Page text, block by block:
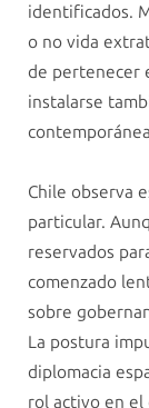
identificados.
o no vida
de pertenecer
instalarse
Chile observa
particular.
reservados
comenzado
sobre
La postura
diplomacia
rol activo en el